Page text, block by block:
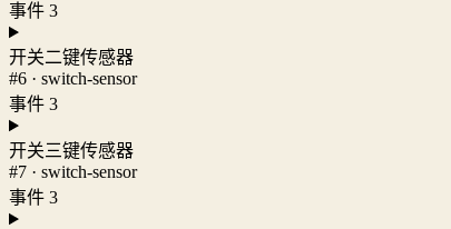
事件 3
开关二键传感器
#6 · switch-sensor
事件 3
开关三键传感器
#7 · switch-sensor
事件 3